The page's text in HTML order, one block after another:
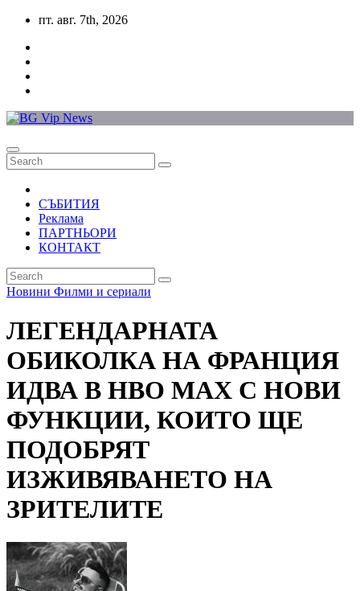
Skip
content
пт. авг. 7th, 2026
СЪБИТИЯ
Реклама
ПАРТНЬОРИ
КОНТАКТ
Новини Филми и сериали
ЛЕГЕНДАРНАТА
ОБИКОЛКА НА ФРАНЦИЯ
ИДВА В НВО МАХ С НОВИ
ФУНКЦИИ, КОИТО ЩЕ
ПОДОБРЯТ
ИЗЖИВЯВАНЕТО НА
ЗРИТЕЛИТЕ